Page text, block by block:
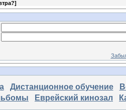
]
Дистанционное обучение
Еврейский кинозал